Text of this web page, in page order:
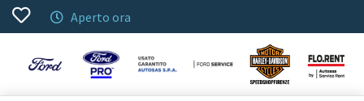
Aperto ora